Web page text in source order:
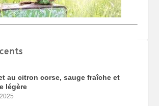
au citron corse, sauge fraîche et
légère